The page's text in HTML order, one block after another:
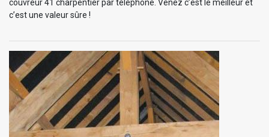
couvreur 41 charpentier par téléphone. Venez c’est le meilleur et
c’est une valeur sûre !